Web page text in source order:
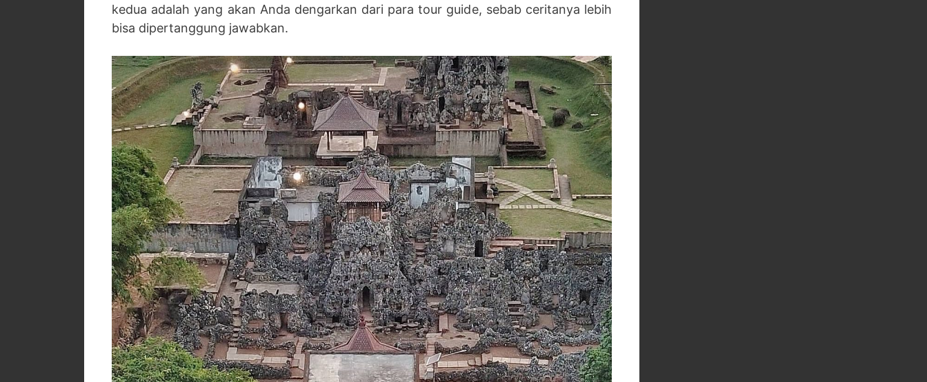
kedua adalah yang akan Anda dengarkan dari para tour guide, sebab ceritanya lebih
bisa dipertanggung jawabkan.